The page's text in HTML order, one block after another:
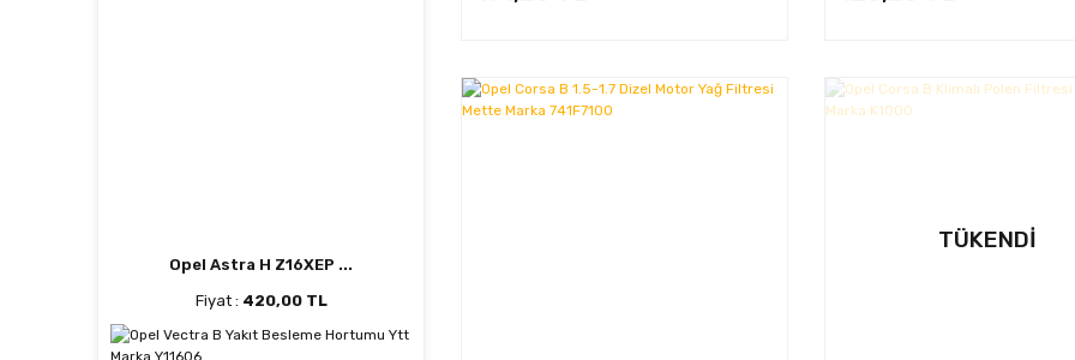
Opel Astra H Z16XEP ...
Fiyat : 420,00 TL
TÜKENDI